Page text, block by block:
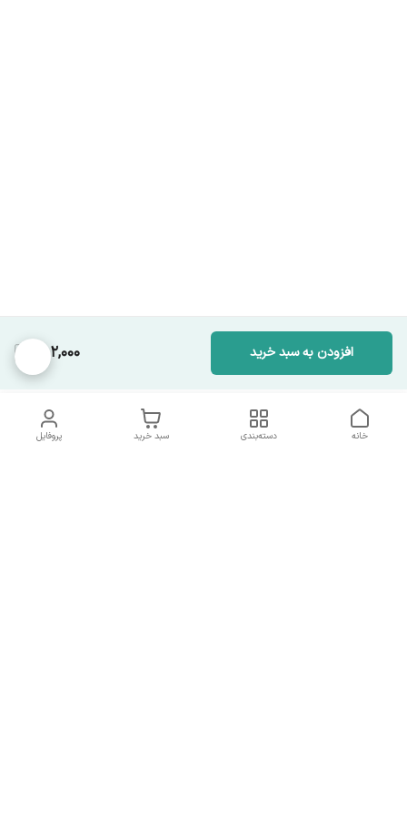
952,000 افزودن به سبد خرید
پروفایل سبد خرید دسته‌بندی خانه